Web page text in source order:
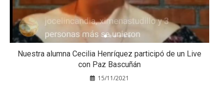
Nuestra alumna Cecilia Henríquez participó de un Live
con Paz Bascuñán
15/11/2021